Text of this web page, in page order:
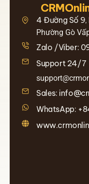
4 Đường Số 9,
Phường Gò
Zalo /Viber:
Support 24/7
Sales:
WhatsApp: